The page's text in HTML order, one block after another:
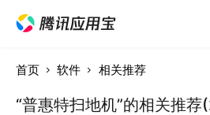
首页 软件 相关推荐
“普惠特扫地机”的相关推荐